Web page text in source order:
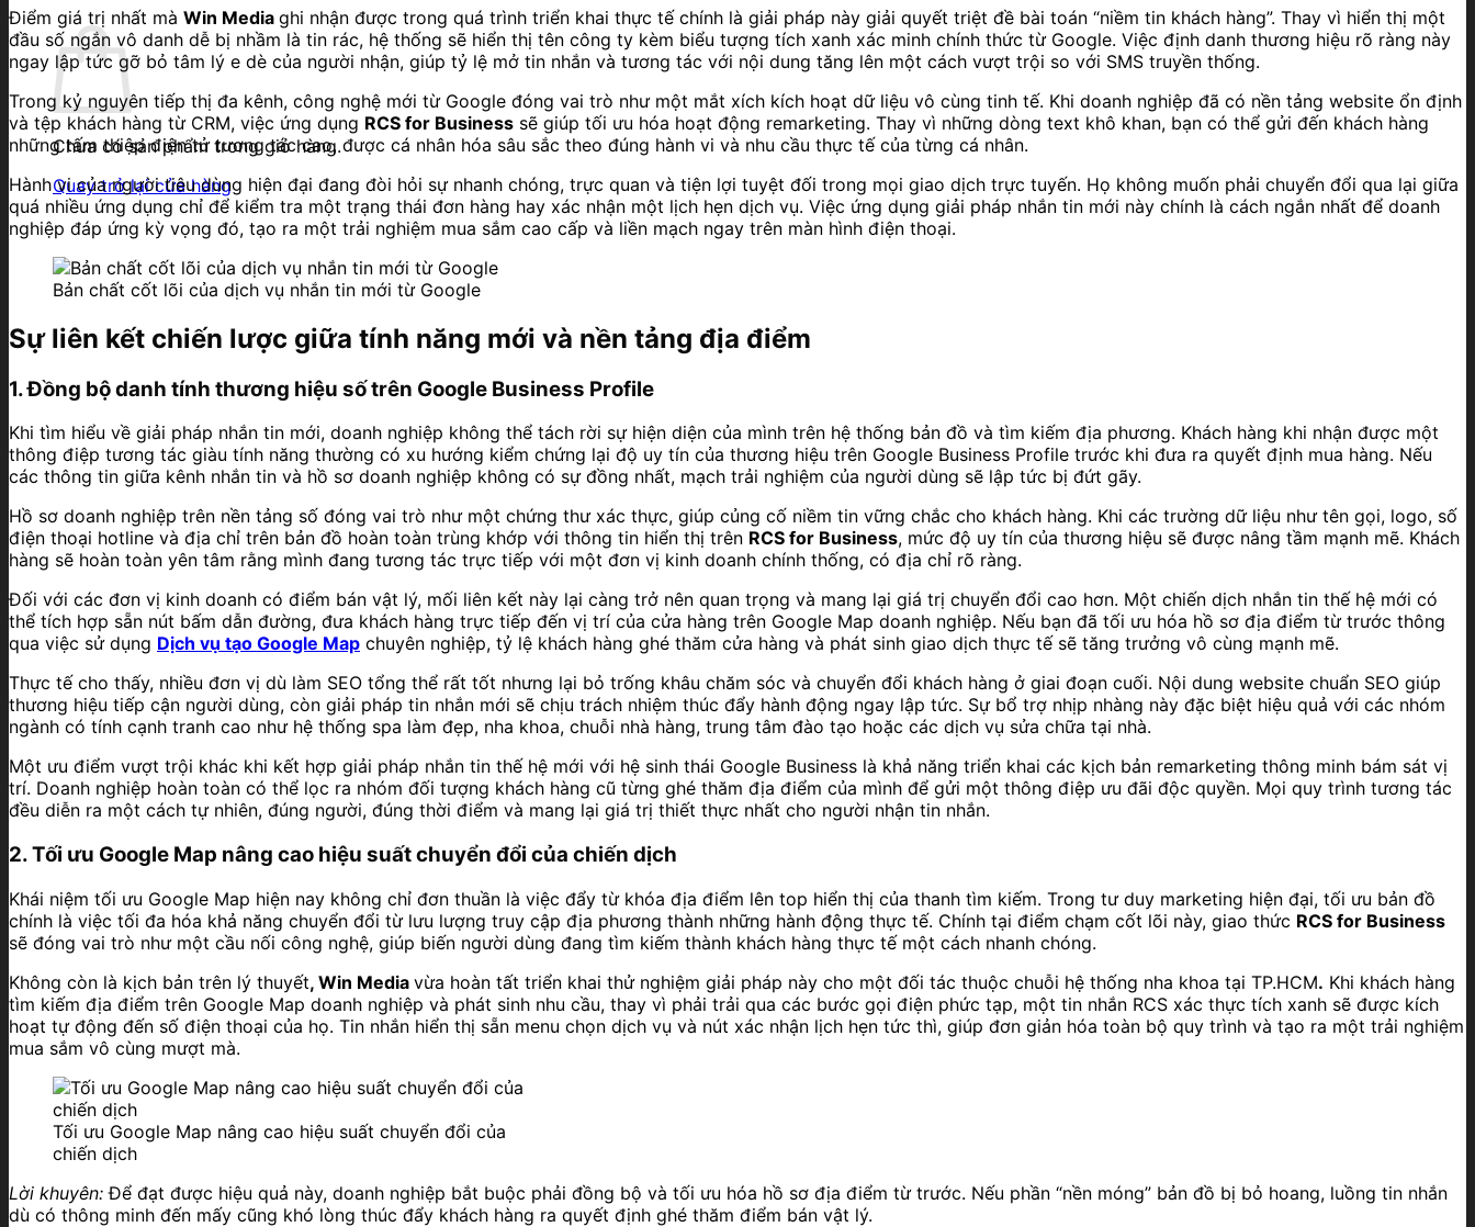
Chưa có sản phẩm trong giỏ hàng.
Quay trở lại cửa hàng
Điểm giá trị nhất mà Win Media ghi nhận được trong quá trình triển khai thực tế chính là giải pháp này giải quyết triệt đề bài toán “niềm tin khách hàng”. Thay vì hiển thị một
đầu số ngắn vô danh dễ bị nhầm là tin rác, hệ thống sẽ hiển thị tên công ty kèm biểu tượng tích xanh xác minh chính thức từ Google. Việc định danh thương hiệu rõ ràng này
ngay lập tức gỡ bỏ tâm lý e dè của người nhận, giúp tỷ lệ mở tin nhắn và tương tác với nội dung tăng lên một cách vượt trội so với SMS truyền thống.
Trong kỷ nguyên tiếp thị đa kênh, công nghệ mới từ Google đóng vai trò như một mắt xích kích hoạt dữ liệu vô cùng tinh tế. Khi doanh nghiệp đã có nền tảng website ổn định
và tệp khách hàng từ CRM, việc ứng dụng RCS for Business sẽ giúp tối ưu hóa hoạt động remarketing. Thay vì những dòng text khô khan, bạn có thể gửi đến khách hàng
những tấm thiệp điện tử tương tác cao, được cá nhân hóa sâu sắc theo đúng hành vi và nhu cầu thực tế của từng cá nhân.
Hành vi của người tiêu dùng hiện đại đang đòi hỏi sự nhanh chóng, trực quan và tiện lợi tuyệt đối trong mọi giao dịch trực tuyến. Họ không muốn phải chuyển đổi qua lại giữa
quá nhiều ứng dụng chỉ để kiểm tra một trạng thái đơn hàng hay xác nhận một lịch hẹn dịch vụ. Việc ứng dụng giải pháp nhắn tin mới này chính là cách ngắn nhất để doanh
nghiệp đáp ứng kỳ vọng đó, tạo ra một trải nghiệm mua sắm cao cấp và liền mạch ngay trên màn hình điện thoại.
Bản chất cốt lõi của dịch vụ nhắn tin mới từ Google
Sự liên kết chiến lược giữa tính năng mới và nền tảng địa điểm
1. Đồng bộ danh tính thương hiệu số trên Google Business Profile
Khi tìm hiểu về giải pháp nhắn tin mới, doanh nghiệp không thể tách rời sự hiện diện của mình trên hệ thống bản đồ và tìm kiếm địa phương. Khách hàng khi nhận được một
thông điệp tương tác giàu tính năng thường có xu hướng kiểm chứng lại độ uy tín của thương hiệu trên Google Business Profile trước khi đưa ra quyết định mua hàng. Nếu
các thông tin giữa kênh nhắn tin và hồ sơ doanh nghiệp không có sự đồng nhất, mạch trải nghiệm của người dùng sẽ lập tức bị đứt gãy.
Hồ sơ doanh nghiệp trên nền tảng số đóng vai trò như một chứng thư xác thực, giúp củng cố niềm tin vững chắc cho khách hàng. Khi các trường dữ liệu như tên gọi, logo, số
điện thoại hotline và địa chỉ trên bản đồ hoàn toàn trùng khớp với thông tin hiển thị trên RCS for Business, mức độ uy tín của thương hiệu sẽ được nâng tầm mạnh mẽ. Khách
hàng sẽ hoàn toàn yên tâm rằng mình đang tương tác trực tiếp với một đơn vị kinh doanh chính thống, có địa chỉ rõ ràng.
Đối với các đơn vị kinh doanh có điểm bán vật lý, mối liên kết này lại càng trở nên quan trọng và mang lại giá trị chuyển đổi cao hơn. Một chiến dịch nhắn tin thế hệ mới có
thể tích hợp sẵn nút bấm dẫn đường, đưa khách hàng trực tiếp đến vị trí của cửa hàng trên Google Map doanh nghiệp. Nếu bạn đã tối ưu hóa hồ sơ địa điểm từ trước thông
qua việc sử dụng Dịch vụ tạo Google Map chuyên nghiệp, tỷ lệ khách hàng ghé thăm cửa hàng và phát sinh giao dịch thực tế sẽ tăng trưởng vô cùng mạnh mẽ.
Thực tế cho thấy, nhiều đơn vị dù làm SEO tổng thể rất tốt nhưng lại bỏ trống khâu chăm sóc và chuyển đổi khách hàng ở giai đoạn cuối. Nội dung website chuẩn SEO giúp
thương hiệu tiếp cận người dùng, còn giải pháp tin nhắn mới sẽ chịu trách nhiệm thúc đẩy hành động ngay lập tức. Sự bổ trợ nhịp nhàng này đặc biệt hiệu quả với các nhóm
ngành có tính cạnh tranh cao như hệ thống spa làm đẹp, nha khoa, chuỗi nhà hàng, trung tâm đào tạo hoặc các dịch vụ sửa chữa tại nhà.
Một ưu điểm vượt trội khác khi kết hợp giải pháp nhắn tin thế hệ mới với hệ sinh thái Google Business là khả năng triển khai các kịch bản remarketing thông minh bám sát vị
trí. Doanh nghiệp hoàn toàn có thể lọc ra nhóm đối tượng khách hàng cũ từng ghé thăm địa điểm của mình để gửi một thông điệp ưu đãi độc quyền. Mọi quy trình tương tác
đều diễn ra một cách tự nhiên, đúng người, đúng thời điểm và mang lại giá trị thiết thực nhất cho người nhận tin nhắn.
2. Tối ưu Google Map nâng cao hiệu suất chuyển đổi của chiến dịch
Khái niệm tối ưu Google Map hiện nay không chỉ đơn thuần là việc đẩy từ khóa địa điểm lên top hiển thị của thanh tìm kiếm. Trong tư duy marketing hiện đại, tối ưu bản đồ
chính là việc tối đa hóa khả năng chuyển đổi từ lưu lượng truy cập địa phương thành những hành động thực tế. Chính tại điểm chạm cốt lõi này, giao thức RCS for Business
sẽ đóng vai trò như một cầu nối công nghệ, giúp biến người dùng đang tìm kiếm thành khách hàng thực tế một cách nhanh chóng.
Không còn là kịch bản trên lý thuyết, Win Media vừa hoàn tất triển khai thử nghiệm giải pháp này cho một đối tác thuộc chuỗi hệ thống nha khoa tại TP.HCM. Khi khách hàng
tìm kiếm địa điểm trên Google Map doanh nghiệp và phát sinh nhu cầu, thay vì phải trải qua các bước gọi điện phức tạp, một tin nhắn RCS xác thực tích xanh sẽ được kích
hoạt tự động đến số điện thoại của họ. Tin nhắn hiển thị sẵn menu chọn dịch vụ và nút xác nhận lịch hẹn tức thì, giúp đơn giản hóa toàn bộ quy trình và tạo ra một trải nghiệm
mua sắm vô cùng mượt mà.
Tối ưu Google Map nâng cao hiệu suất chuyển đổi của
chiến dịch
Lời khuyên: Để đạt được hiệu quả này, doanh nghiệp bắt buộc phải đồng bộ và tối ưu hóa hồ sơ địa điểm từ trước. Nếu phần “nền móng” bản đồ bị bỏ hoang, luồng tin nhắn
dù có thông minh đến mấy cũng khó lòng thúc đẩy khách hàng ra quyết định ghé thăm điểm bán vật lý.